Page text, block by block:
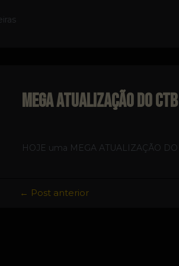
Mega atualização do CTB
HOJE uma MEGA ATUALIZAÇÃO
Navegação
← Post anterior